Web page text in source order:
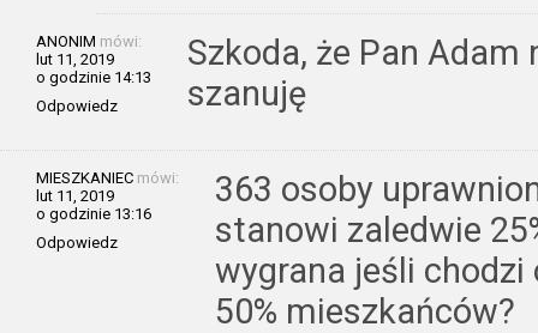
ANONIM mówi:
lut 11, 2019
o godzinie 14:13
Odpowiedz
Szkoda, że Pan Adam
szanuję
MIESZKANIEC mówi:
lut 11, 2019
o godzinie 13:16
Odpowiedz
363 osoby
stanowi zaledwie
wygrana jeśli chodzi
50% mieszkańców?